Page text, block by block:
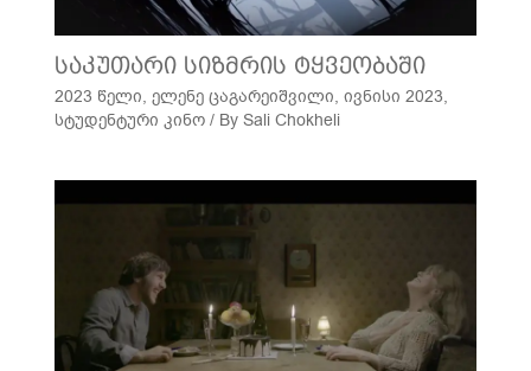
საკუთარი სიზმრის ტყვეობაში
2023 წელი, ელენე ცაგარეიშვილი, ივნისი 2023,
სტუდენტური კინო/ By Sali Chokheli